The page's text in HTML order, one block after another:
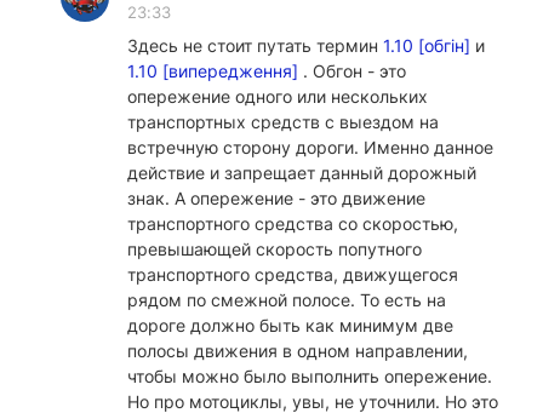
23:33
Здесь не стоит путать термин 1.10 [обгін] и
1.10 [випередження] . Обгон - это
опережение одного или нескольких
транспортных средств с выездом на
встречную сторону дороги. Именно данное
действие и запрещает данный дорожный
знак. А опережение - это движение
транспортного средства со скоростью,
превышающей скорость попутного
транспортного средства, движущегося
рядом по смежной полосе. То есть на
дороге должно быть как минимум две
полосы движения в одном направлении,
чтобы можно было выполнить опережение.
Но про мотоциклы, увы, не уточнили. Но это